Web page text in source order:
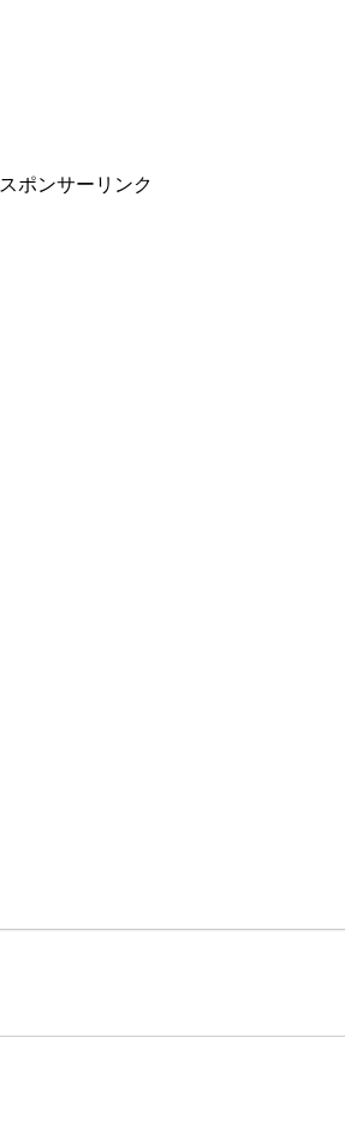
スポンサーリンク